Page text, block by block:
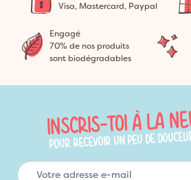
Visa, Mastercard, Paypal
Engagé
70% de nos produits
sont biodégradables
INSCRIS-TOI À LA
POUR RECEVOIR UN PEU DE